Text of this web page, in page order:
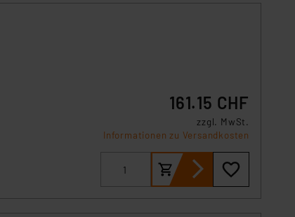
161.15 CHF
zzgl. MwSt.
Informationen zu Versandkosten